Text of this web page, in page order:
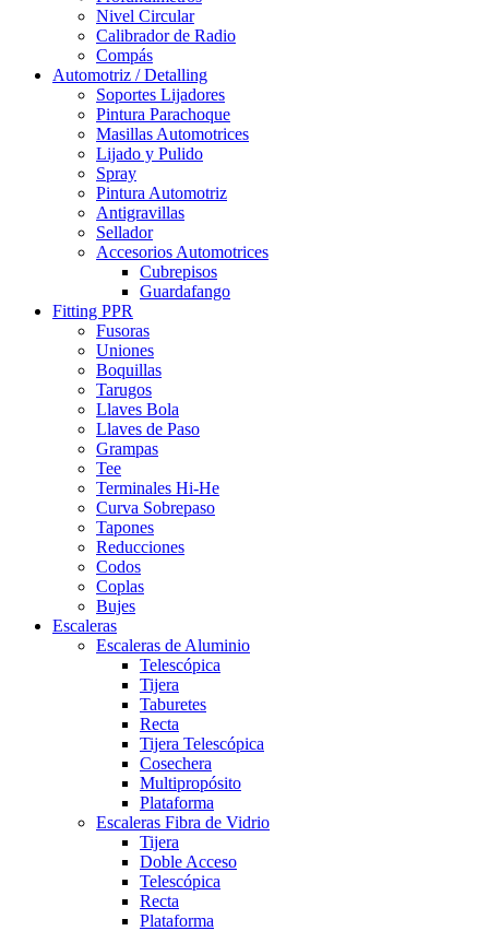
Nivel Circular
Calibrador de Radio
Compás
Automotriz / Detalling
Soportes Lijadores
Pintura Parachoque
Masillas Automotrices
Lijado y Pulido
Spray
Pintura Automotriz
Antigravillas
Sellador
Accesorios Automotrices
Cubrepisos
Guardafango
Fitting PPR
Fusoras
Uniones
Boquillas
Tarugos
Llaves Bola
Llaves de Paso
Grampas
Tee
Terminales Hi-He
Curva Sobrepaso
Tapones
Reducciones
Codos
Coplas
Bujes
Escaleras
Escaleras de Aluminio
Telescópica
Tijera
Taburetes
Recta
Tijera Telescópica
Cosechera
Multipropósito
Plataforma
Escaleras Fibra de Vidrio
Tijera
Doble Acceso
Telescópica
Recta
Plataforma